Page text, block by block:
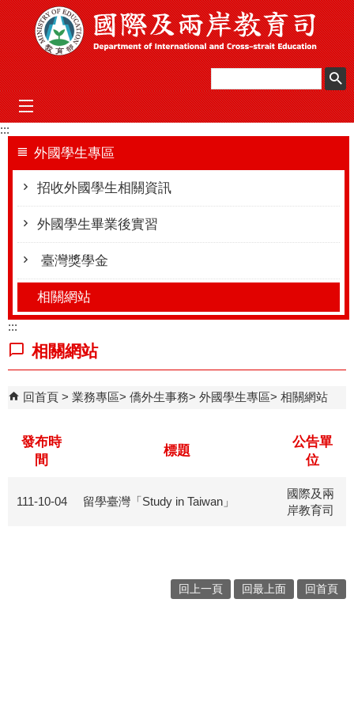
跳到主要內容區塊
mobile_menu
:::
外國學生專區
招收外國學生相關資訊
外國學生畢業後實習
臺灣獎學金
相關網站
:::
相關網站
回首頁 業務專區 僑外生事務 外國學生專區 相關網站
發布時
間
標題
公告單
位
111-10-04 留學臺灣「Study in Taiwan」
國際及兩
岸教育司
回上一頁 回最上面 回首頁